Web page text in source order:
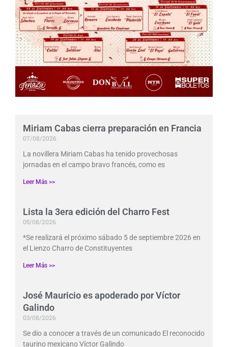
Miriam Cabas cierra preparación en Francia
07/08/2026
La novillera Miriam Cabas ha tenido provechosas
jornadas en el campo bravo francés, como es
Leer Más >>
Lista la 3era edición del Charro Fest
05/08/2026
*Se realizará el próximo sábado 5 de septiembre 2026 en
el Lienzo Charro de Constituyentes
Leer Más >>
José Mauricio es apoderado por Víctor
Galindo
03/08/2026
Se dio a conocer a través de un comunicado El reconocido
taurino mexicano Víctor Galindo